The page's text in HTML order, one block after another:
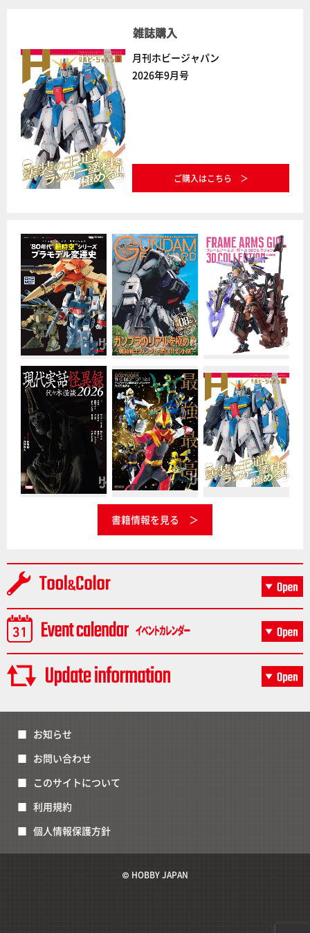
雑誌購入
月刊ホビージャパン
2026年9月号
ご購入はこちら
書籍情報を見る
お知らせ
お問い合わせ
このサイトについて
利用規約
個人情報保護方針
© HOBBY JAPAN